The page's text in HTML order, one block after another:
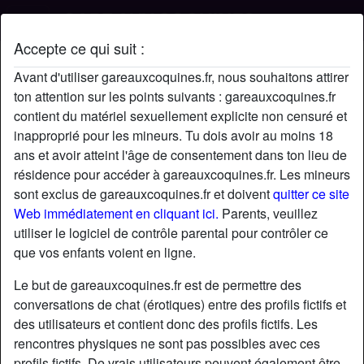
Accepte ce qui suit :
Avant d'utiliser gareauxcoquines.fr, nous souhaitons attirer
ton attention sur les points suivants : gareauxcoquines.fr
contient du matériel sexuellement explicite non censuré et
inapproprié pour les mineurs. Tu dois avoir au moins 18
ans et avoir atteint l'âge de consentement dans ton lieu de
résidence pour accéder à gareauxcoquines.fr. Les mineurs
sont exclus de gareauxcoquines.fr et doiventquitter ce site
Web immédiatement en cliquant ici. Parents, veuillez
utiliser le logiciel de contrôle parental pour contrôler ce
que vos enfants voient en ligne.
Le but de gareauxcoquines.fr est de permettre des
conversations de chat (érotiques) entre des profils fictifs et
des utilisateurs et contient donc des profils fictifs. Les
rencontres physiques ne sont pas possibles avec ces
Profil de Notson89
starAjouter chatDiscuter !